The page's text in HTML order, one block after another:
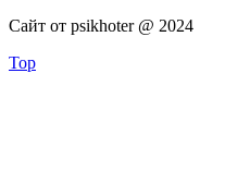
Сайт от psikhoter @ 2024
Top